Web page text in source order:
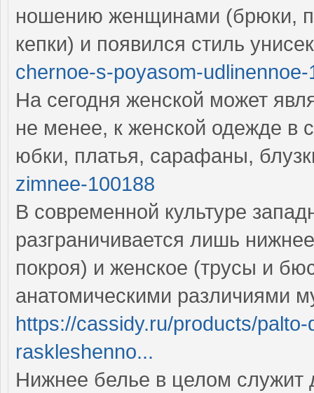
ношению женщинами (брюки,
кепки) и появился стиль
chernoe-s-poyasom-udlinennoe-
На сегодня женской может
не менее, к женской одежде в
юбки, платья, сарафаны,
zimnee-100188
В современной культуре
разграничивается лишь
покроя) и женское (трусы и
анатомическими различиями
https://cassidy.ru/products/
raskleshenno...
Нижнее белье в целом